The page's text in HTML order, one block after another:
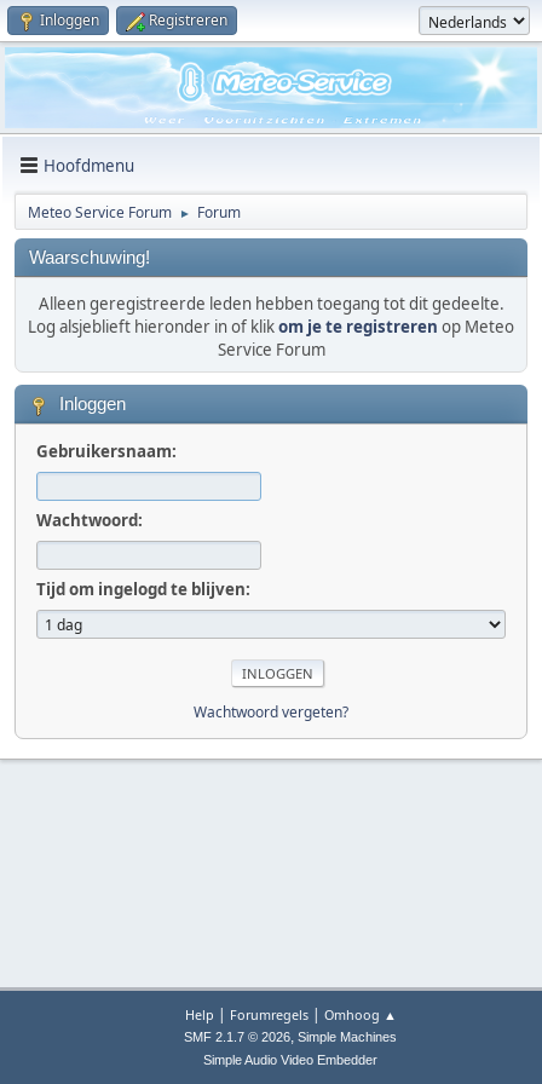
Inloggen Registreren
Hoofdmenu
Meteo Service Forum ► Forum
Waarschuwing!
Alleen geregistreerde leden hebben toegang tot dit gedeelte.
Log alsjeblieft hieronder in of klikom je te registreren op Meteo
Service Forum
Inloggen
Gebruikersnaam:
Wachtwoord:
Tijd om ingelogd te blijven:
Wachtwoord vergeten?
Help | Forumregels| Omhoog ▲
SMF 2.1.7 © 2026, Simple Machines
Simple Audio Video Embedder